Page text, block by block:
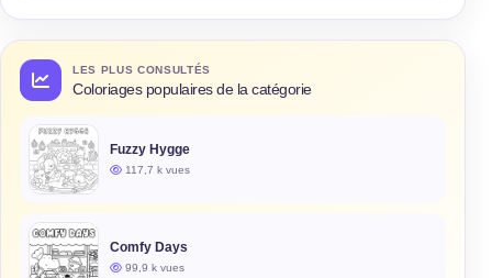
LES PLUS CONSULTÉS
Coloriages populaires de la catégorie
Fuzzy Hygge
117,7 k vues
Comfy Days
99,9 k vues